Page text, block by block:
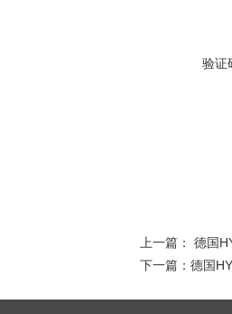
验证
上一篇： 德国
下一篇： 德国